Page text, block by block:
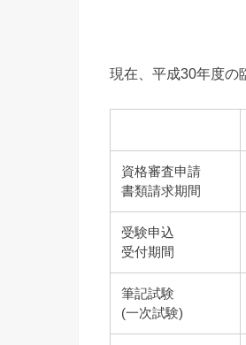
現在、平成30年度の
資格審査申請
書類請求期間
受験申込
受付期間
筆記試験
(一次試験)